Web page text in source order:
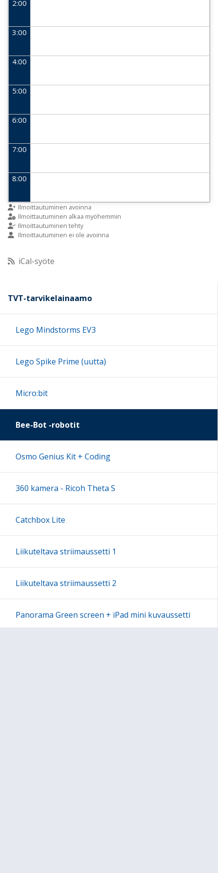
2:00
3:00
4:00
5:00
6:00
7:00
8:00
9:00
10:00
11:00
12:00
16:00
17:00
18:00
22:00
23:00
Ilmoittautuminen avoinna
Ilmoittautuminen alkaa myöhemmin
Ilmoittautuminen tehty
Ilmoittautuminen ei ole avoinna
iCal-syöte
TVT-tarvikelainaamo
Lego Mindstorms EV3
Lego Spike Prime (uutta)
Micro:bit
Bee-Bot -robotit
Osmo Genius Kit + Coding
360 kamera - Ricoh Theta S
Catchbox Lite
Liikuteltava striimaussetti 1
Liikuteltava striimaussetti 2
Panorama Green screen + iPad mini kuvaussetti